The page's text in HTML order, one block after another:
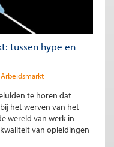
tussen hype en
Arbeidsmarkt
te horen dat
het werven van het
wereld van werk in
van opleidingen